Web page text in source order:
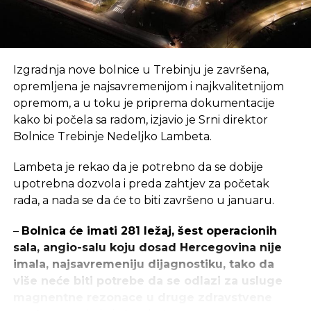
Izgradnja nove bolnice u Trebinju je završena,
opremljena je najsavremenijom i najkvalitetnijom
opremom, a u toku je priprema dokumentacije
kako bi počela sa radom, izjavio je Srni direktor
Bolnice Trebinje Nedeljko Lambeta.
Lambeta je rekao da je potrebno da se dobije
upotrebna dozvola i preda zahtjev za početak
rada, a nada se da će to biti završeno u januaru.
– Bolnica će imati 281 ležaj, šest operacionih
sala, angio-salu koju dosad Hercegovina nije
imala, najsavremeniju dijagnostiku, tako da
više neće biti potrebe da se odlazi za usluge